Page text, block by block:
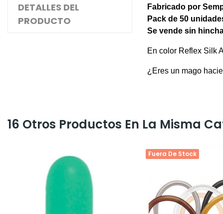
DETALLES DEL
PRODUCTO
Fabricado por
Pack de 50
Se vende sin
En color Reflex Silk
¿Eres un mago
16 Otros Productos En La Misma
Fuera De Stock